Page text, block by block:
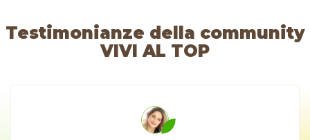
Testimonianze della community
VIVI AL TOP